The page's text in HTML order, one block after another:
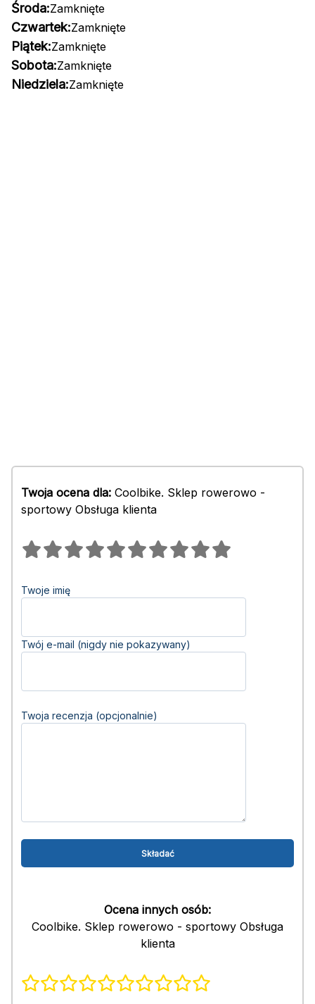
Środa:Zamknięte
Czwartek:Zamknięte
Piątek:Zamknięte
Sobota:Zamknięte
Niedziela:Zamknięte
Twoja ocena dla: Coolbike. Sklep rowerowo -
sportowy Obsługa klienta
Twoje imię
Twój e-mail (nigdy nie pokazywany)
Twoja recenzja (opcjonalnie)
Ocena innych osób:
Coolbike. Sklep rowerowo - sportowy Obsługa
klienta